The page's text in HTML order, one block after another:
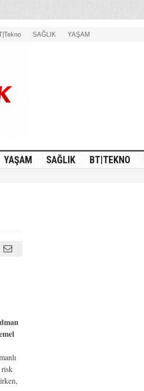
SAĞLIK YAŞAM
YAŞAM SAĞLIK BT|TEKNO